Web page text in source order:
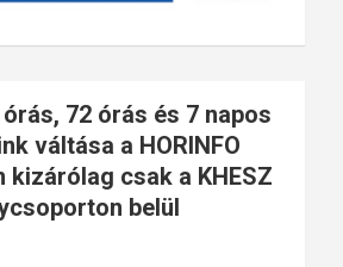
72 órás és 7 napos
váltása a HORINFO
kizárólag csak a KHESZ
belül